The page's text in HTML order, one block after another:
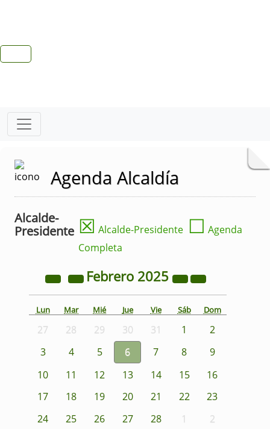
Agenda Alcaldía
Alcalde-
Presidente ☒ Alcalde-Presidente ☐ Agenda
Completa
Febrero 2025
Lun Mar Mié Jue Vie Sáb Dom
27 28 29 30 31 1
2
3
4 5 6 7 8
9
10
11 12 13 14 15
16
17
18 19 20 21 22
23
24
25 26 27 28 1 2